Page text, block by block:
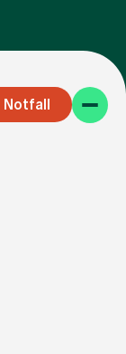
Notfall